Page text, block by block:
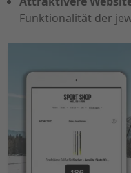
Funktionalität der